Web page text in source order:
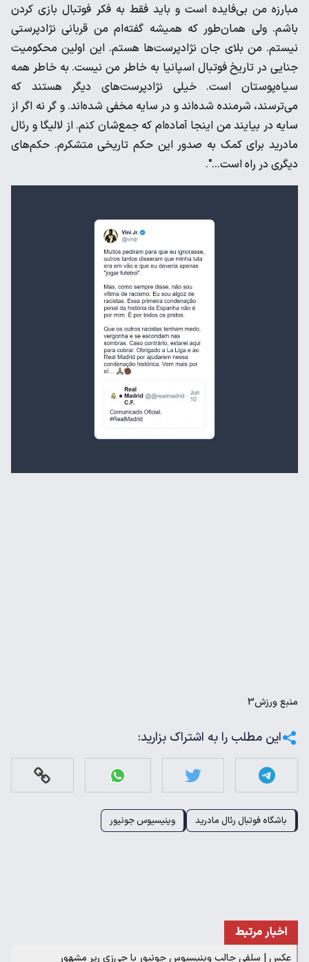
مبارزه من ‌بی‌فایده است و باید فقط به فکر فوتبال بازی کردن
باشم. ولی ‌همان‌طور که همیشه گفته‌ام من قربانی نژادپرستی
نیستم. من بلای ‌جان نژادپرست‌ها هستم. این اولین محکومیت
جنایی در تاریخ ‌فوتبال اسپانیا به خاطر من نیست. به خاطر همه
سیاه‌پوستان است. ‌خیلی نژادپرست‌های دیگر هستند که
می‌ترسند، شرمنده شده‌اند و در ‌سایه مخفی شده‌اند. و گر نه اگر از
سایه در بیایند من اینجا آماده‌ام ‌که جمع‌شان کنم. از لالیگا و رئال
مادرید برای کمک به صدور این ‌حکم تاریخی متشکرم. حکم‌های
دیگری در راه است...". ‌
منبعورزش3
این مطلب را به اشتراک بزارید:
باشگاه فوتبال رئال مادرید وینیسیوس جونیور
اخبار مرتبط
عکس | سلفی جالب وینیسیوس جونیور با جی‌زی رپر مشهور